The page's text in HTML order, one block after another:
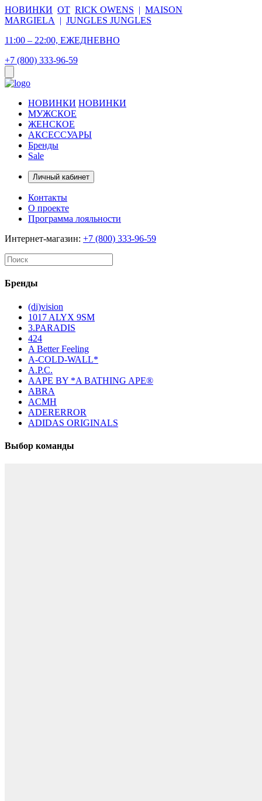
НОВИНКИ ОТ RICK OWENS | MAISON
MARGIELA
| JUNGLES JUNGLES
11:00 – 22:00, ЕЖЕДНЕВНО
+7 (800) 333-96-59
НОВИНКИ НОВИНКИ
МУЖСКОЕ
ЖЕНСКОЕ
АКСЕССУАРЫ
Бренды
Sale
Личный кабинет
Контакты
О проекте
Программа лояльности
Интернет-магазин: +7 (800) 333-96-59
Бренды
(di)vision
1017 ALYX 9SM
3.PARADIS
424
A Better Feeling
A-COLD-WALL*
A.P.C.
AAPE BY *A BATHING APE®
ABRA
ACMH
ADERERROR
ADIDAS ORIGINALS
Выбор команды